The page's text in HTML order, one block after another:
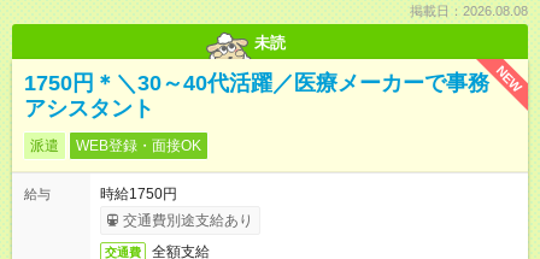
掲載日：2026.08.08
未読
NEW
1750円＊＼30～40代活躍／医療メーカーで事務
アシスタント
派遣 WEB登録・面接OK
給与
時給1750円
交通費別途支給あり
交通費 全額支給